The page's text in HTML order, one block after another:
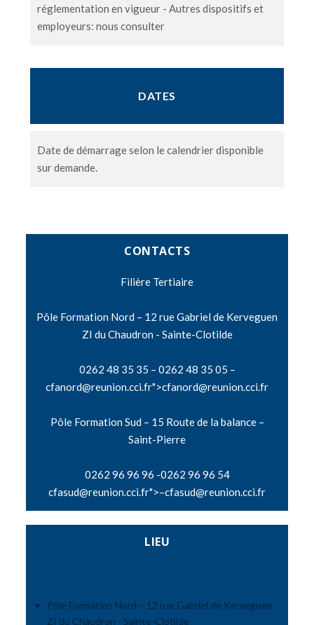
réglementation en vigueur - Autres dispositifs et
employeurs: nous consulter
DATES
Date de démarrage selon le calendrier disponible
sur demande.
CONTACTS
Filière Tertiaire
Pôle Formation Nord – 12 rue Gabriel de Kerveguen
ZI du Chaudron - Sainte-Clotilde
0262 48 35 35 – 0262 48 35 05 –
cfanord@reunion.cci.fr">cfanord@reunion.cci.fr
Pôle Formation Sud – 15 Route de la balance –
Saint-Pierre
0262 96 96 96 -0262 96 96 54
cfasud@reunion.cci.fr">–cfasud@reunion.cci.fr
LIEU
Pôle Formation Nord – 12 rue Gabriel de Kerveguen
ZI du Chaudron - Sainte-Clotilde